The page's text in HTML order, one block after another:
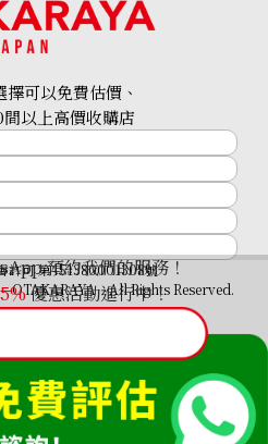
預約我們的服務！
優惠活動進行中！
可以免費估價、
以上高價收購店
許可 第451380001308號
All Rights Reserved.